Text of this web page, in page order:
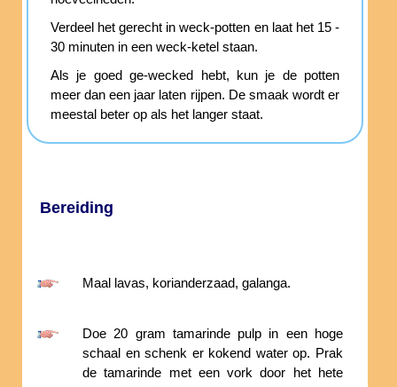
Verdeel het gerecht in weck-potten en laat het 15 -
30 minuten in een weck-ketel staan.
Als je goed ge-wecked hebt, kun je de potten
meer dan een jaar laten rijpen. De smaak wordt er
meestal beter op als het langer staat.
Bereiding
Maal lavas, korianderzaad, galanga.
Doe 20 gram tamarinde pulp in een hoge
schaal en schenk er kokend water op. Prak
de tamarinde met een vork door het hete